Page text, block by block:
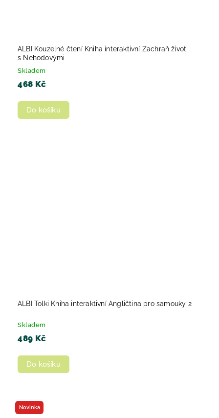
ALBI Kouzelné čtení Kniha interaktivní Zachraň život
s Nehodovými
Skladem
468 Kč
Do košíku
ALBI Tolki Kniha interaktivní Angličtina pro samouky 2
Skladem
489 Kč
Do košíku
Novinka